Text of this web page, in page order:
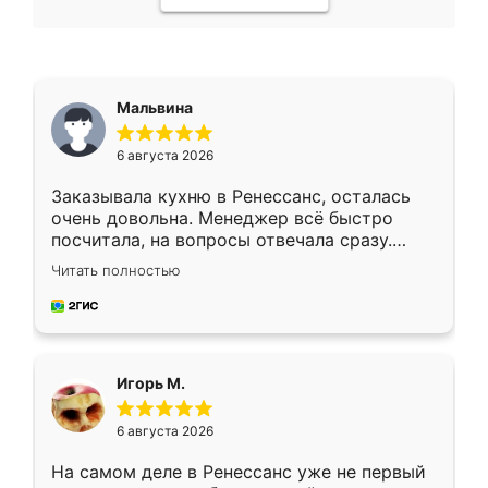
Мальвина
6 августа 2026
Заказывала кухню в Ренессанс, осталась
очень довольна. Менеджер всё быстро
посчитала, на вопросы отвечала сразу.
Замерщик приехал в субботу, подошёл к
делу со всей ответственностью. Собрали
за день, ребята работали аккуратно, даже
Читать полностью
Игорь М.
6 августа 2026
На самом деле в Ренессанс уже не первый